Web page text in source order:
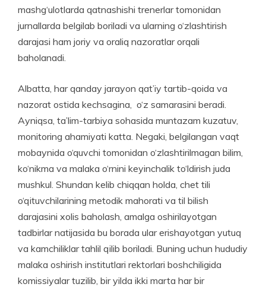
mashg‘ulotlarda qatnashishi trenerlar tomonidan
jurnallarda belgilab boriladi va ularning o‘zlashtirish
darajasi ham joriy va oraliq nazoratlar orqali
baholanadi.
Albatta, har qanday jarayon qat’iy tartib-qoida va
nazorat ostida kechsagina, o‘z samarasini beradi.
Ayniqsa, ta’lim-tarbiya sohasida muntazam kuzatuv,
monitoring ahamiyati katta. Negaki, belgilangan vaqt
mobaynida o‘quvchi tomonidan o‘zlashtirilmagan bilim,
ko‘nikma va malaka o‘rnini keyinchalik to‘ldirish juda
mushkul. Shundan kelib chiqqan holda, chet tili
o‘qituvchilarining metodik mahorati va til bilish
darajasini xolis baholash, amalga oshirilayotgan
tadbirlar natijasida bu borada ular erishayotgan yutuq
va kamchiliklar tahlil qilib boriladi. Buning uchun hududiy
malaka oshirish institutlari rektorlari boshchiligida
komissiyalar tuzilib, bir yilda ikki marta har bir